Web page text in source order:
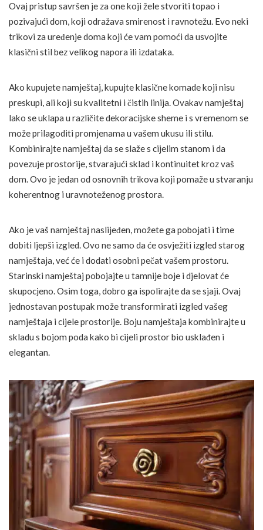
Ovaj pristup savršen je za one koji žele stvoriti topao i
pozivajući dom, koji odražava smirenost i ravnotežu. Evo neki
trikovi za uređenje doma koji će vam pomoći da usvojite
klasični stil bez velikog napora ili izdataka.
Ako kupujete namještaj, kupujte klasične komade koji nisu
preskupi, ali koji su kvalitetni i čistih linija. Ovakav namještaj
lako se uklapa u različite dekoracijske sheme i s vremenom se
može prilagoditi promjenama u vašem ukusu ili stilu.
Kombinirajte namještaj da se slaže s cijelim stanom i da
povezuje prostorije, stvarajući sklad i kontinuitet kroz vaš
dom. Ovo je jedan od osnovnih trikova koji pomaže u stvaranju
koherentnog i uravnoteženog prostora.
Ako je vaš namještaj naslijeđen, možete ga pobojati i time
dobiti ljepši izgled. Ovo ne samo da će osvježiti izgled starog
namještaja, već će i dodati osobni pečat vašem prostoru.
Starinski namještaj pobojajte u tamnije boje i djelovat će
skupocjeno. Osim toga, dobro ga ispolirajte da se sjaji. Ovaj
jednostavan postupak može transformirati izgled vašeg
namještaja i cijele prostorije. Boju namještaja kombinirajte u
skladu s bojom poda kako bi cijeli prostor bio usklađen i
elegantan.